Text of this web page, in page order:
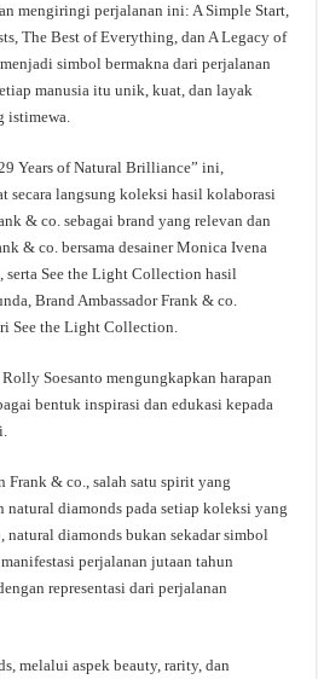
mengiringi perjalanan ini: A Simple Start,
The Best of Everything, dan A Legacy of
simbol bermakna dari perjalanan
manusia itu unik, kuat, dan layak
istimewa.
Years of Natural Brilliance” ini,
secara langsung koleksi hasil kolaborasi
& co. sebagai brand yang relevan dan
& co. bersama desainer Monica Ivena
See the Light Collection hasil
Brand Ambassador Frank & co.
See the Light Collection.
Soesanto mengungkapkan harapan
bentuk inspirasi dan edukasi kepada
Frank & co., salah satu spirit yang
natural diamonds pada setiap koleksi yang
natural diamonds bukan sekadar simbol
perjalanan jutaan tahun
representasi dari perjalanan
melalui aspek beauty, rarity, dan